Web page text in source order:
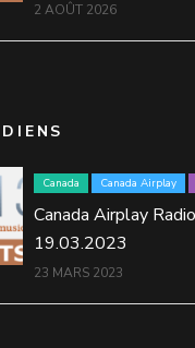
2 AOÛT 2026
Canada Canada Airplay
Canada Airplay
19.03.2023
23 MARS 2023